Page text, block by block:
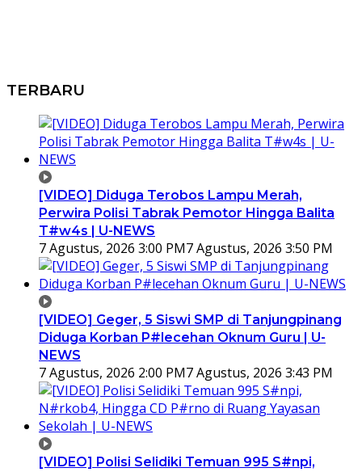
TERBARU
[VIDEO] Diduga Terobos Lampu Merah,
Perwira Polisi Tabrak Pemotor Hingga Balita
T#w4s | U-NEWS
7 Agustus, 2026 3:00 PM7 Agustus, 2026 3:50 PM
[VIDEO] Geger, 5 Siswi SMP di Tanjungpinang
Diduga Korban P#lecehan Oknum Guru | U-
NEWS
7 Agustus, 2026 2:00 PM7 Agustus, 2026 3:43 PM
[VIDEO] Polisi Selidiki Temuan 995 S#npi,